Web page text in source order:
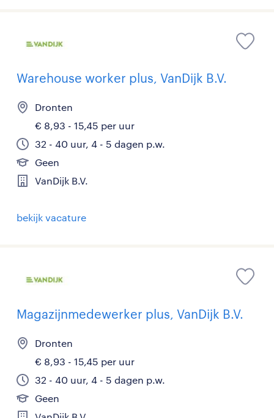
Warehouse worker plus, VanDijk B.V.
Dronten
€ 8,93 - 15,45 per uur
32 - 40 uur, 4 - 5 dagen p.w.
Geen
VanDijk B.V.
bekijk vacature
Magazijnmedewerker plus, VanDijk B.V.
Dronten
€ 8,93 - 15,45 per uur
32 - 40 uur, 4 - 5 dagen p.w.
Geen